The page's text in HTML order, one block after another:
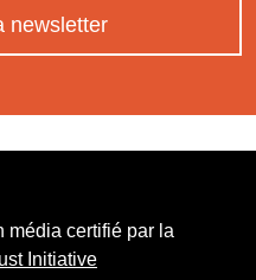
newsletter
média certifié par la
Initiative